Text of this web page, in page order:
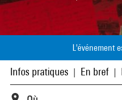
L'événement
Infos pratiques En bref